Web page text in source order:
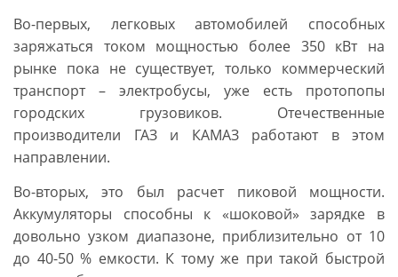
Во-первых, легковых автомобилей способных
заряжаться током мощностью более 350 кВт на
рынке пока не существует, только коммерческий
транспорт – электробусы, уже есть протопопы
городских грузовиков. Отечественные
производители ГАЗ и КАМАЗ работают в этом
направлении.
Во-вторых, это был расчет пиковой мощности.
Аккумуляторы способны к «шоковой» зарядке в
довольно узком диапазоне, приблизительно от 10
до 40-50 % емкости. К тому же при такой быстрой